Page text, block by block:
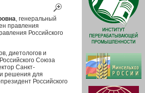
, генеральный
правления
Российского
диетологов и
Союза
Санкт-
решения для
Российского